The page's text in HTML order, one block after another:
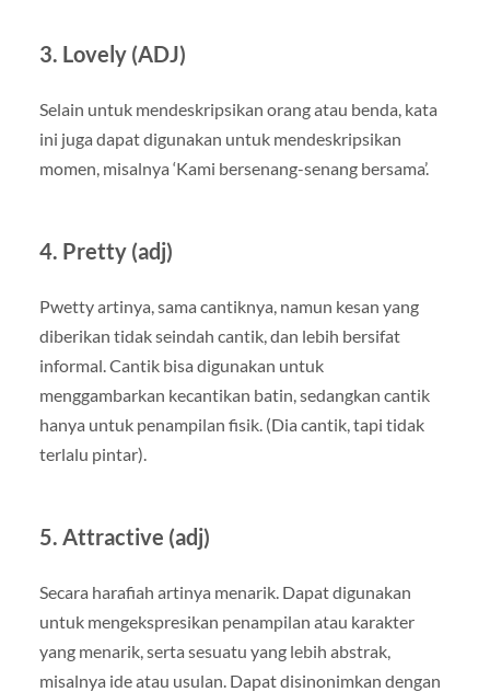
3. Lovely (ADJ)
Selain untuk mendeskripsikan orang atau benda, kata
ini juga dapat digunakan untuk mendeskripsikan
momen, misalnya ‘Kami bersenang-senang bersama’.
4. Pretty (adj)
Pwetty artinya, sama cantiknya, namun kesan yang
diberikan tidak seindah cantik, dan lebih bersifat
informal. Cantik bisa digunakan untuk
menggambarkan kecantikan batin, sedangkan cantik
hanya untuk penampilan fisik. (Dia cantik, tapi tidak
terlalu pintar).
5. Attractive (adj)
Secara harafiah artinya menarik. Dapat digunakan
untuk mengekspresikan penampilan atau karakter
yang menarik, serta sesuatu yang lebih abstrak,
misalnya ide atau usulan. Dapat disinonimkan dengan